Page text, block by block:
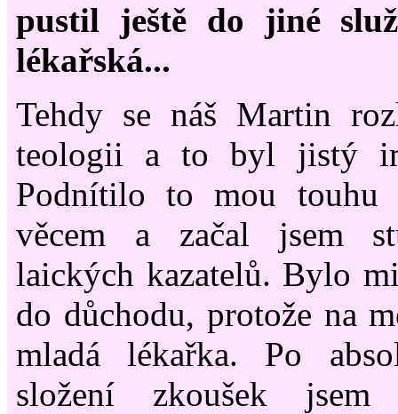
pustil ještě do jiné
lékařská...
Tehdy se náš Martin
teologii a to byl jistý
Podnítilo to mou touhu
věcem a začal jsem
laických kazatelů. Bylo
do důchodu, protože na
mladá lékařka. Po
složení zkoušek jsem